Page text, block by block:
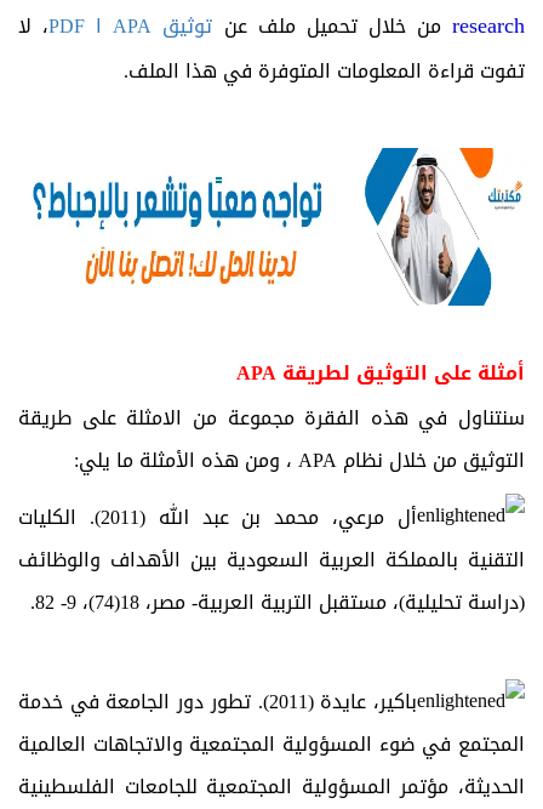
researchمن خلال تحميل ملف عن توثيق APA ا PDF
، لا
تفوت قراءة المعلومات المتوفرة في هذا الملف.
أمثلة على التوثيق لطريقة APA
سنتناول في هذه الفقرة مجموعة من الامثلة على طريقة
التوثيق من خلال نظام APA ، ومن هذه الأمثلة ما يلي:
أل مرعي، محمد بن عبد الله (2011). الكليات
التقنية بالمملكة العربية السعودية بين الأهداف والوظائف
(دراسة تحليلية)، مستقبل التربية العربية- مصر، 18(74)، 9- 82.
باكير، عايدة (2011). تطور دور الجامعة في خدمة
المجتمع في ضوء المسؤولية المجتمعية والاتجاهات العالمية
الحديثة، مؤتمر المسؤولية المجتمعية للجامعات الفلسطينية